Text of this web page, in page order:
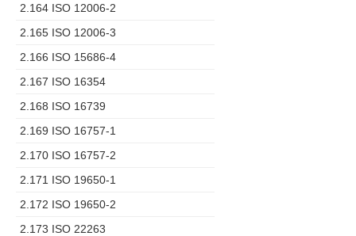
2.164 ISO 12006-2
2.165 ISO 12006-3
2.166 ISO 15686-4
2.167 ISO 16354
2.168 ISO 16739
2.169 ISO 16757-1
2.170 ISO 16757-2
2.171 ISO 19650-1
2.172 ISO 19650-2
2.173 ISO 22263